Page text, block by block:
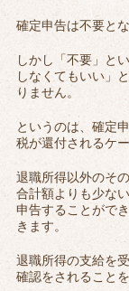
確定申告は不要とな
しかし「不要」と
しなくてもいい」
りません。
というのは、確定
税が還付されるケ
退職所得以外のそ
合計額よりも少な
申告することがで
きます。
退職所得の支給を
確認をされること